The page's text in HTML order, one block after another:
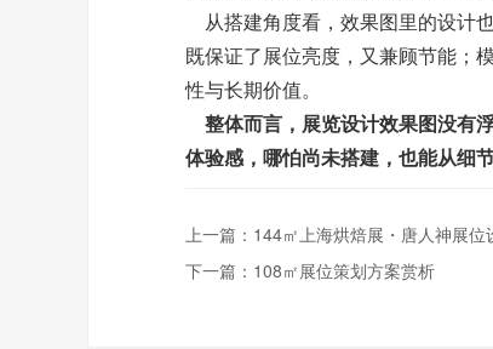
从搭建角度看，效果图里的设计
既保证了展位亮度，又兼顾节能；
性与长期价值。
整体而言，展览设计效果图没有
体验感，哪怕尚未搭建，也能从细
上一篇： 144㎡上海烘焙展・唐人神展位
下一篇： 108㎡展位策划方案赏析